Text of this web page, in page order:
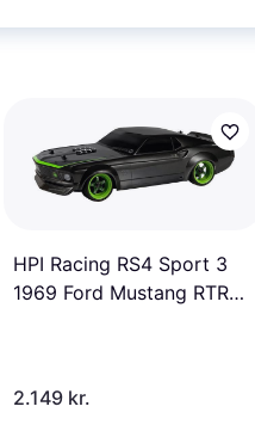
HPI Racing RS4 Sport 3
1969 Ford Mustang RTR
2.149 kr.